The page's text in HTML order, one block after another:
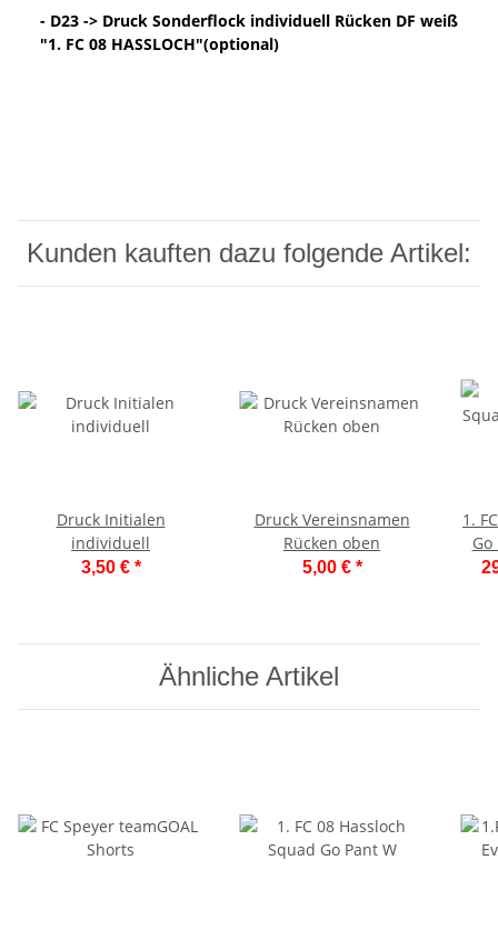
- D23 -> Druck Sonderflock individuell Rücken DF weiß
"1. FC 08 HASSLOCH"(optional)
Kunden kauften dazu folgende Artikel:
Druck Initialen
individuell
3,50 € *
Druck Vereinsnamen
Rücken oben
5,00 € *
1.
Ähnliche Artikel